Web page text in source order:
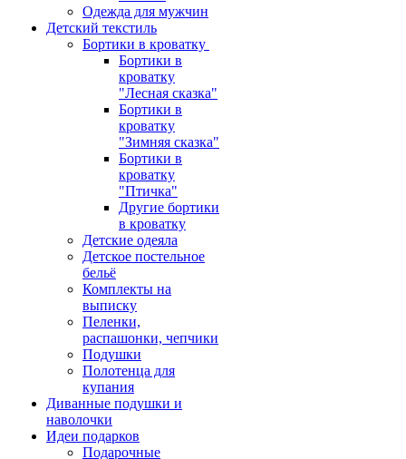
Одежда для мужчин
Детский текстиль
Бортики в кроватку
Бортики в
кроватку
"Лесная сказка"
Бортики в
кроватку
"Зимняя сказка"
Бортики в
кроватку
"Птичка"
Другие бортики
в кроватку
Детские одеяла
Детское постельное
бельё
Комплекты на
выписку
Пеленки,
распашонки, чепчики
Подушки
Полотенца для
купания
Диванные подушки и
наволочки
Идеи подарков
Подарочные